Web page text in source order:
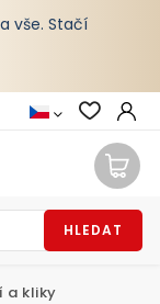
vše. Stačí
HLEDAT
a kliky